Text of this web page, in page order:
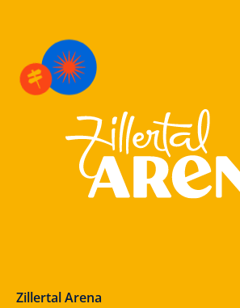
Zillertal Arena